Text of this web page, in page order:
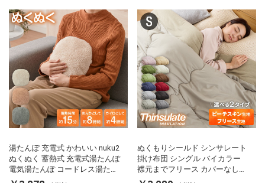
湯たんぽ 充電式 かわいい nuku2
ぬくぬく 蓄熱式 充電式湯たんぽ
電気湯たんぽ コードレス湯たん
ぽ エコ 節電 節約 省エネ 充電式
ぬくもりシールド シンサレート
掛け布団 シングル バイカラー
襟元までフリース カバーなしで
使える 軽い 丸洗い 断熱 保温 抗